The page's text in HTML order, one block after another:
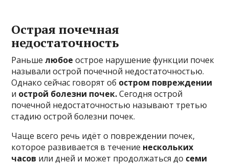
Острая почечная
недостаточность
Раньшелюбое острое нарушение функции почек
называли острой почечной недостаточностью.
Однако сейчас говорят об остром повреждении
и острой болезни почек.Сегодня острой
почечной недостаточностью называют третью
стадию острой болезни почек.
Чаще всего речь идёт о повреждении почек,
которое развивается в течение нескольких
часов или дней и может продолжаться до семи